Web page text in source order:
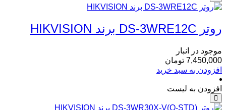
روتر DS-3WRE12C برند HIKVISION
موجود در انبار
7,450,000 تومان
افزودن به سبد خرید
افزودن به لیست